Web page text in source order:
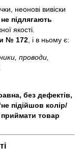
неонові вивіски
підлягають
якості.
№ 172 , і в ньому є:
проводи,
без дефектів,
підійшов колір/
приймати товар